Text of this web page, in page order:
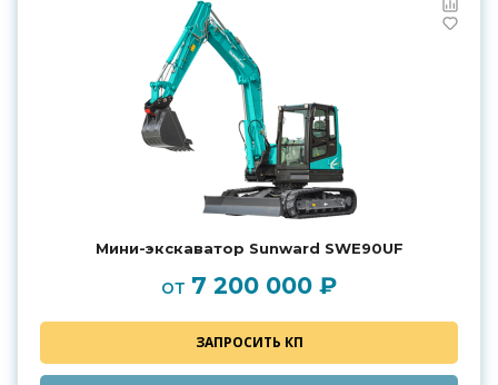
Мини-экскаватор Sunward SWE90UF
от 7 200 000 ₽
ЗАПРОСИТЬ КП